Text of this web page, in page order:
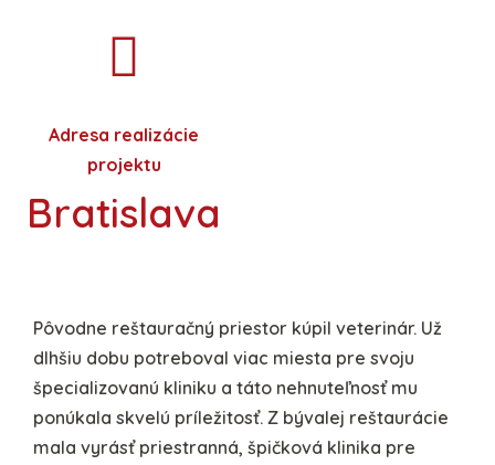
Adresa realizácie
projektu
Bratislava
Pôvodne reštauračný priestor kúpil veterinár. Už
dlhšiu dobu potreboval viac miesta pre svoju
špecializovanú kliniku a táto nehnuteľnosť mu
ponúkala skvelú príležitosť. Z bývalej reštaurácie
mala vyrásť priestranná, špičková klinika pre